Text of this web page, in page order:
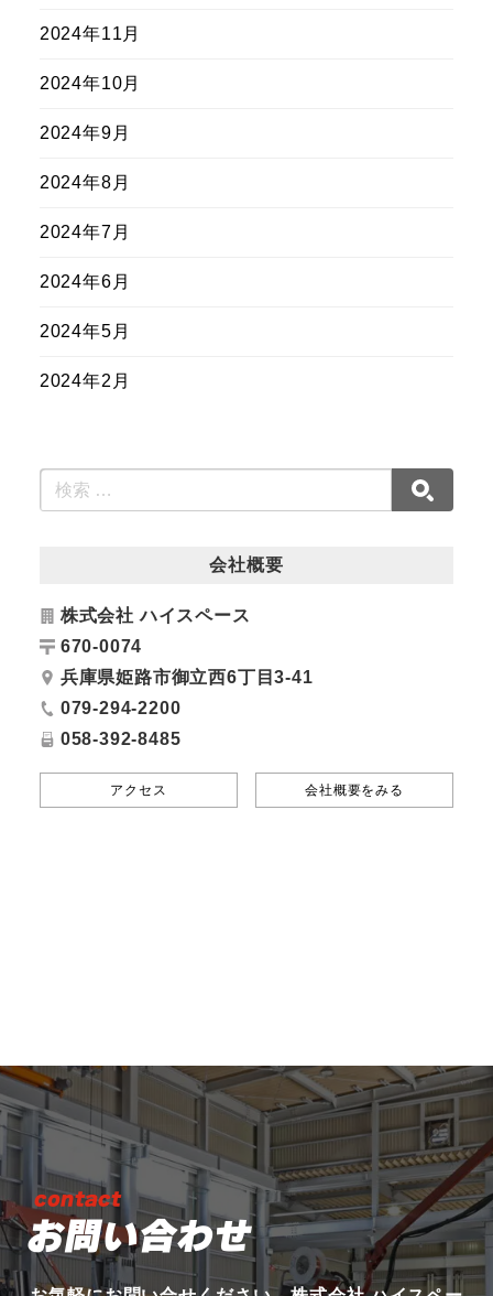
2024年11月
2024年10月
2024年9月
2024年8月
2024年7月
2024年6月
2024年5月
2024年2月
会社概要
株式会社 ハイスペース
670-0074
兵庫県姫路市御立西6丁目3-41
079-294-2200
058-392-8485
アクセス 会社概要をみる
お問い合わせ